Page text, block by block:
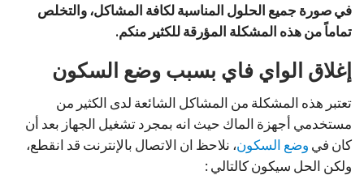
في صورة جميع الحلول المناسبة لكافة المشاكل، والتخلص
تماماً من هذه المشكلة المؤرقة للكثير منكم.
إغلاق الواي فاي بسبب وضع السكون
تعتبر هذه المشكلة من المشاكل الشائعة لدى الكثير من
مستخدمي أجهزة الماك حيث انه بمجرد تشغيل الجهاز بعد أن
كان في وضع السكون، نلاحظ ان الاتصال بالإنترنت قد انقطع،
ولكن الحل سيكون كالتالي :